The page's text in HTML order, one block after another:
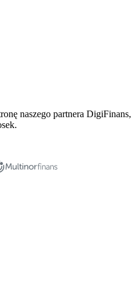
naszego partnera DigiFinans,